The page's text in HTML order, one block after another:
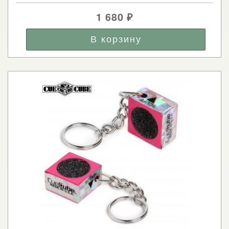
1 680₽